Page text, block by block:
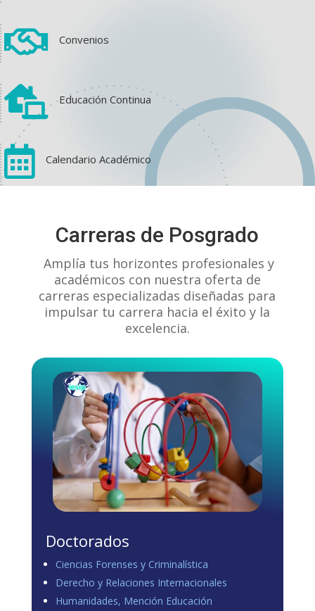
View on Facebook
0 0
 Convenios
 Educación Continua
 Calendario Académico
Carreras de Posgrado
Amplía tus horizontes profesionales y
académicos con nuestra oferta de
carreras especializadas diseñadas para
impulsar tu carrera hacia el éxito y la
excelencia.
Doctorados
Ciencias Forenses y Criminalística
Derecho y Relaciones Internacionales
Humanidades, Mención Educación